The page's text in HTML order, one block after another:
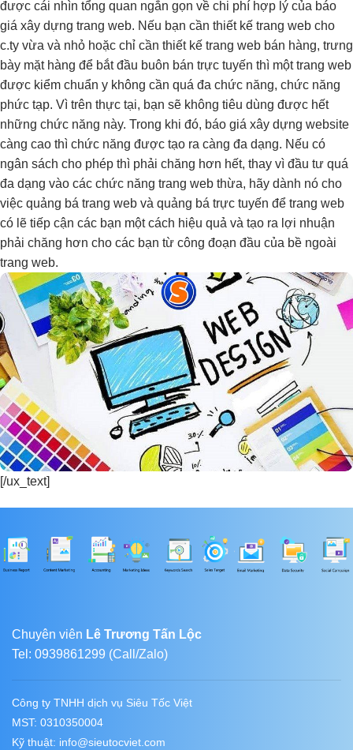
được cái nhìn tổng quan ngắn gọn về chi phí hợp lý của báo
giá xây dựng trang web. Nếu bạn cần thiết kế trang web cho
c.ty vừa và nhỏ hoặc chỉ cần thiết kế trang web bán hàng, trưng
bày mặt hàng để bắt đầu buôn bán trực tuyến thì một trang web
được kiểm chuẩn y không cần quá đa chức năng, chức năng
phức tạp. Vì trên thực tại, bạn sẽ không tiêu dùng được hết
những chức năng này. Trong khi đó, báo giá xây dựng website
càng cao thì chức năng được tạo ra càng đa dạng. Nếu có
ngân sách cho phép thì phải chăng hơn hết, thay vì đầu tư quá
đa dạng vào các chức năng trang web thừa, hãy dành nó cho
việc quảng bá trang web và quảng bá trực tuyến để trang web
có lẽ tiếp cận các bạn một cách hiệu quả và tạo ra lợi nhuận
phải chăng hơn cho các bạn từ công đoạn đầu của bề ngoài
trang web.
[/ux_text]
Chuyên viên Lê Trương Tấn Lộc
Tel: 0939861299 (Call/Zalo)
Công ty TNHH dịch vụ Siêu Tốc Việt
MST: 0310350004
Kỹ thuật: info@sieutocviet.com